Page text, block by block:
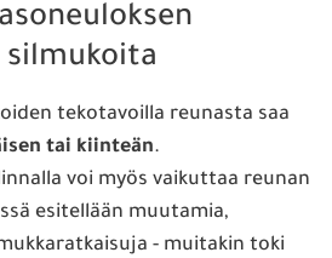
tekotavoilla reunasta saa
tai kiinteän.
voi myös vaikuttaa reunan
esitellään muutamia,
- muitakin toki